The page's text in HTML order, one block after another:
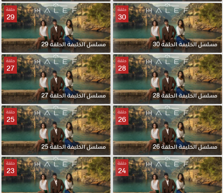
حلقة
30
مسلسل الخليفة الحلقة 30
حلقة
29
مسلسل الخليفة الحلقة 29
حلقة
28
مسلسل الخليفة الحلقة 28
حلقة
27
مسلسل الخليفة الحلقة 27
حلقة
26
مسلسل الخليفة الحلقة 26
حلقة
25
مسلسل الخليفة الحلقة 25
حلقة
24
حلقة
23